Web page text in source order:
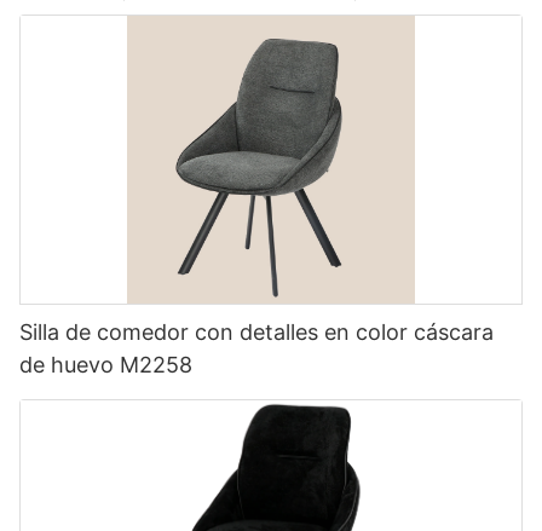
Silla de comedor con detalles en color cáscara
de huevo M2258